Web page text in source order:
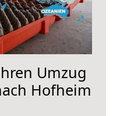
Umzug
Hofheim